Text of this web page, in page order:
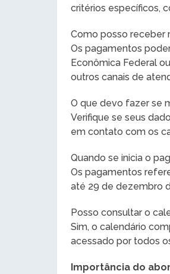
critérios específicos,
Como posso receber
Os pagamentos
Econômica Federal
outros canais de
O que devo fazer se
Verifique se seus
em contato com os
Quando se inicia o
Os pagamentos
até 29 de dezembro
Posso consultar o
Sim, o calendário
acessado por todos
Importância do